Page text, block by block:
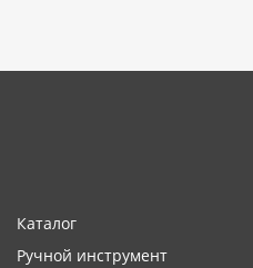
Каталог
Ручной инструмент